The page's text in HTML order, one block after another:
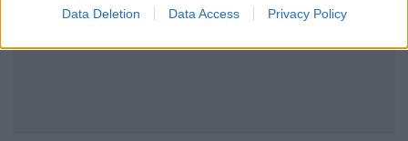
Data Deletion Data Access Privacy Policy